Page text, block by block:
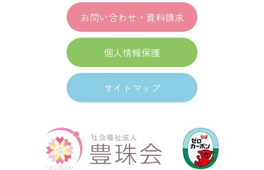
お問い合わせ・資料請求
個人情報保護
サイトマップ